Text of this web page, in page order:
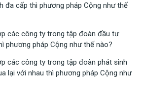
đa cấp thì phương pháp Cộng như thế
các công ty trong tập đoàn đầu tư
phương pháp Cộng như thế nào?
các công ty trong tập đoàn phát sinh
lại với nhau thì phương pháp Cộng như